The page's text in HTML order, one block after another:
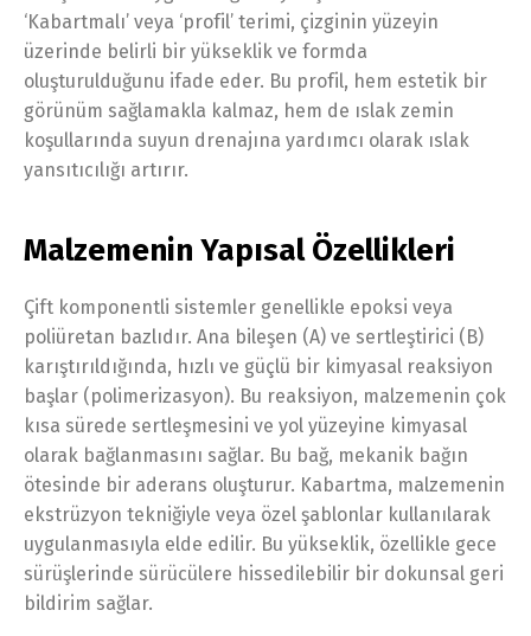
‘Kabartmalı’ veya ‘profil’ terimi, çizginin yüzeyin
üzerinde belirli bir yükseklik ve formda
oluşturulduğunu ifade eder. Bu profil, hem estetik bir
görünüm sağlamakla kalmaz, hem de ıslak zemin
koşullarında suyun drenajına yardımcı olarak ıslak
yansıtıcılığı artırır.
Malzemenin Yapısal Özellikleri
Çift komponentli sistemler genellikle epoksi veya
poliüretan bazlıdır. Ana bileşen (A) ve sertleştirici (B)
karıştırıldığında, hızlı ve güçlü bir kimyasal reaksiyon
başlar (polimerizasyon). Bu reaksiyon, malzemenin çok
kısa sürede sertleşmesini ve yol yüzeyine kimyasal
olarak bağlanmasını sağlar. Bu bağ, mekanik bağın
ötesinde bir aderans oluşturur. Kabartma, malzemenin
ekstrüzyon tekniğiyle veya özel şablonlar kullanılarak
uygulanmasıyla elde edilir. Bu yükseklik, özellikle gece
sürüşlerinde sürücülere hissedilebilir bir dokunsal geri
bildirim sağlar.